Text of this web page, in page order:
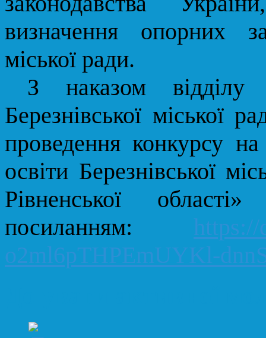
визначення опорних
міської ради.
З наказом
Березнівської міської
проведенняконкурсу на
освіти Березнівської
Рівненської області»
посиланням:
o2ml6pTHPEmUYKl-